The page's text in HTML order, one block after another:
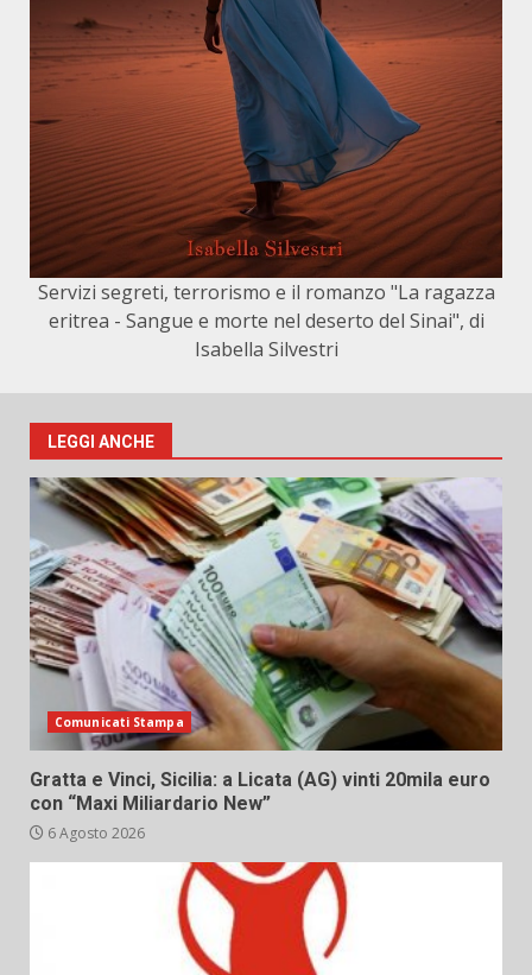
Servizi segreti, terrorismo e il romanzo "La ragazza
eritrea - Sangue e morte nel deserto del Sinai", di
Isabella Silvestri
LEGGI ANCHE
Comunicati Stampa
Gratta e Vinci, Sicilia: a Licata (AG) vinti 20mila euro
con “Maxi Miliardario New”
6 Agosto 2026